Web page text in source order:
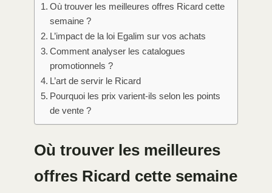
Où trouver les meilleures offres Ricard cette
semaine ?
L’impact de la loi Egalim sur vos achats
Comment analyser les catalogues
promotionnels ?
L’art de servir le Ricard
Pourquoi les prix varient-ils selon les points
de vente ?
Où trouver les meilleures
offres Ricard cette semaine